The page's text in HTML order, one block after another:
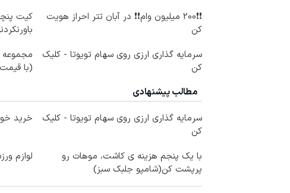
❗❗200 میلیون وام❗❗ در آبان تتر احراز هویت
کن
کیت
سرمایه گذاری ارزی روی سهام تویوتا - کلیک
کن
(با
مطالب پیشنهادی
سرمایه گذاری ارزی روی سهام تویوتا - کلیک
کن
خرید
با یک پنجم هزینه ی کاشت، موهات رو
پرپشت کن(شامپو جلبک سبز)
لوازم